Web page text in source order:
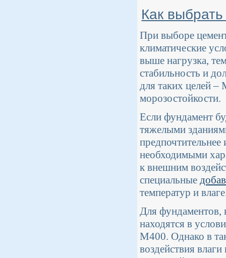
Как
При выборе
климатические
выше нагрузка,
стабильность и
для таких целей –
морозостойкости.
Если фундамент
тяжелыми
необходимыми
к внешним
специальные
температур и
Для фундаментов,
находятся в
М400. Однако в
воздействия